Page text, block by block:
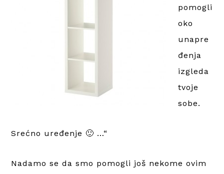
pomogli
oko
unapre
đenja
izgleda
tvoje
sobe.
Srećno uređenje 🙂 …“
Nadamo se da smo pomogli još nekome ovim